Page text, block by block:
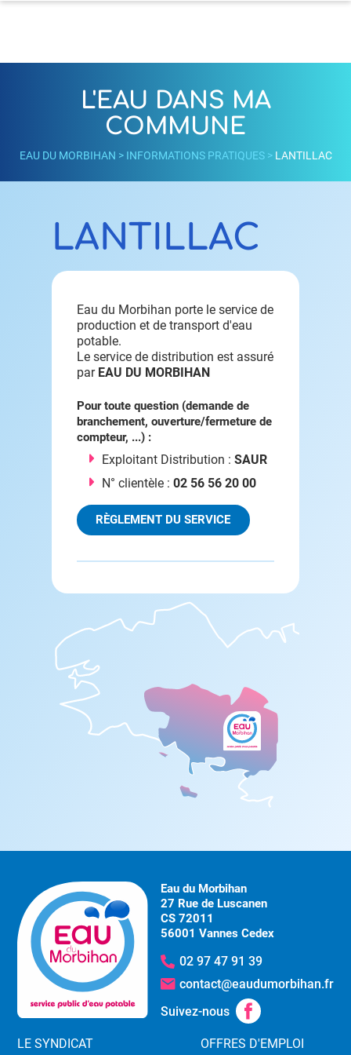
L'EAU DANS MA
COMMUNE
EAU DU MORBIHAN > INFORMATIONS PRATIQUES> LANTILLAC
LANTILLAC
Eau du Morbihan porte le service de
production et de transport d'eau
potable.
Le service de distribution est assuré
par EAU DU MORBIHAN
Pour toute question (demande de
branchement, ouverture/fermeture de
compteur, ...) :
Exploitant Distribution : SAUR
N° clientèle : 02 56 56 20 00
RÈGLEMENT DU SERVICE
Eau du Morbihan
27 Rue de Luscanen
CS 72011
56001 Vannes Cedex
02 97 47 91 39
contact@eaudumorbihan.fr
Suivez-nous
LE SYNDICAT OFFRES D'EMPLOI